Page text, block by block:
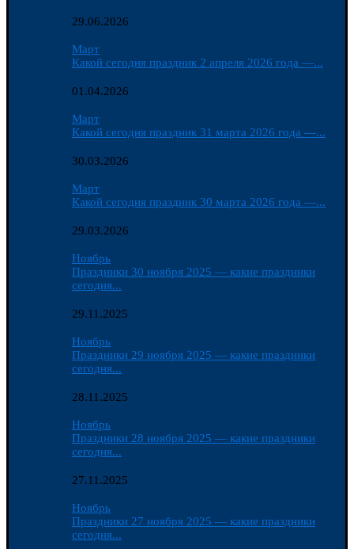
29.06.2026
Март
Какой сегодня праздник 2 апреля 2026 года —...
01.04.2026
Март
Какой сегодня праздник 31 марта 2026 года —...
30.03.2026
Март
Какой сегодня праздник 30 марта 2026 года —...
29.03.2026
Ноябрь
Праздники 30 ноября 2025 — какие праздники
сегодня...
29.11.2025
Ноябрь
Праздники 29 ноября 2025 — какие праздники
сегодня...
28.11.2025
Ноябрь
Праздники 28 ноября 2025 — какие праздники
сегодня...
27.11.2025
Ноябрь
Праздники 27 ноября 2025 — какие праздники
сегодня...